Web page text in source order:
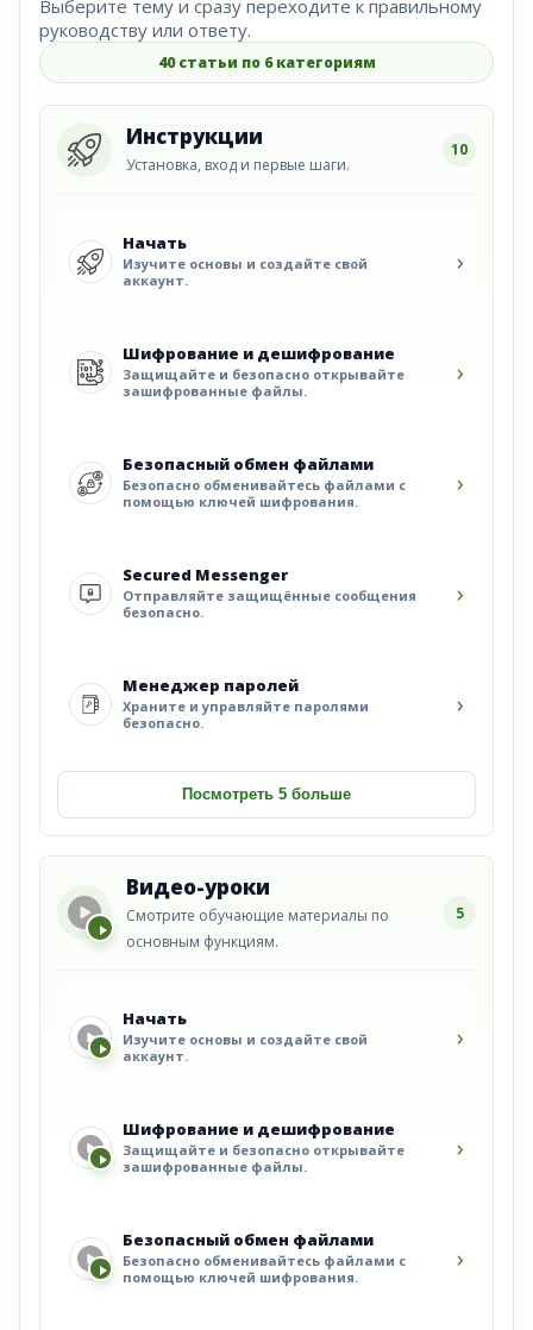
Выберите тему и сразу переходите к правильному
руководству или ответу.
40 статьи по 6 категориям
Инструкции
Установка, вход и первые шаги.
10
Начать
Изучите основы и создайте свой
аккаунт.
›
Шифрование и дешифрование
Защищайте и безопасно открывайте
зашифрованные файлы.
›
Безопасный обмен файлами
Безопасно обменивайтесь файлами с
помощью ключей шифрования.
›
Secured Messenger
Отправляйте защищённые сообщения
безопасно.
›
Менеджер паролей
Храните и управляйте паролями
безопасно.
›
Посмотреть 5 больше
Видео-уроки
Смотрите обучающие материалы по
основным функциям.
5
Начать
Изучите основы и создайте свой
аккаунт.
›
Шифрование и дешифрование
Защищайте и безопасно открывайте
зашифрованные файлы.
›
Безопасный обмен файлами
Безопасно обменивайтесь файлами с
помощью ключей шифрования.
›